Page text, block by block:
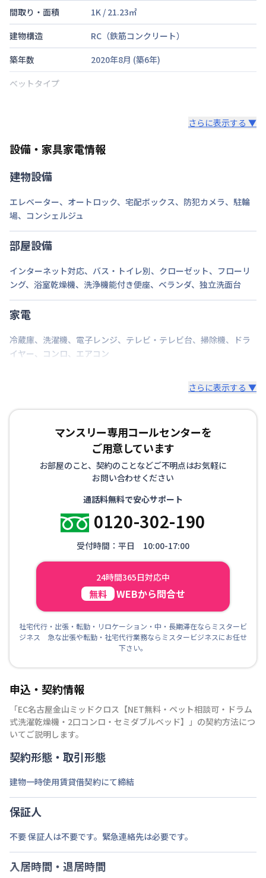
間取り・面積
1K / 21.23㎡
建物構造
RC（鉄筋コンクリート）
築年数
2020年8月 (築6年)
ベットタイプ
部屋の向き
東
禁煙・喫煙
交通
名鉄名古屋本線 金山駅徒歩9分
定員
駐車場
なし
情報更新日
さらに表示する ▼
設備・家具家電情報
建物設備
エレベーター、 オートロック、 宅配ボックス、 防犯カメラ、 駐輪
場、 コンシェルジュ
部屋設備
インターネット対応、 バス・トイレ別、 クローゼット、 フローリ
ング、 浴室乾燥機、 洗浄機能付き便座、 ベランダ、 独立洗面台
家電
冷蔵庫、 洗濯機、 電子レンジ、 テレビ・テレビ台、 掃除機、
ドラ
イヤー、 コンロ、 エアコン
さらに表示する ▼
マンスリー専用コールセンターを
ご用意しています
お部屋のこと、契約のことなどご不明点はお気軽に
お問い合わせください
通話料無料で安心サポート
0120-302-190
受付時間：平日 10:00-17:00
24時間365日対応中
無料 WEBから問合せ
社宅代行・出張・転勤・リロケーション・中・長期滞在ならミスタービ
ジネス 急な出張や転勤・社宅代行業務ならミスタービジネスにお任せ
下さい。
申込・契約情報
「EC名古屋金山ミッドクロス【NET無料・ペット相談可・ドラム
式洗濯乾燥機・2口コンロ・セミダブルベッド】
」の契約方法につ
いてご説明します。
契約形態・取引形態
建物一時使用賃貸借契約にて締結
保証人
不要 保証人は不要です。緊急連絡先は必要です。
入居時間・退居時間